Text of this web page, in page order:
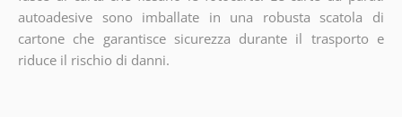
autoadesive sono imballate in una robusta scatola di
cartone che garantisce sicurezza durante il trasporto e
riduce il rischio di danni.